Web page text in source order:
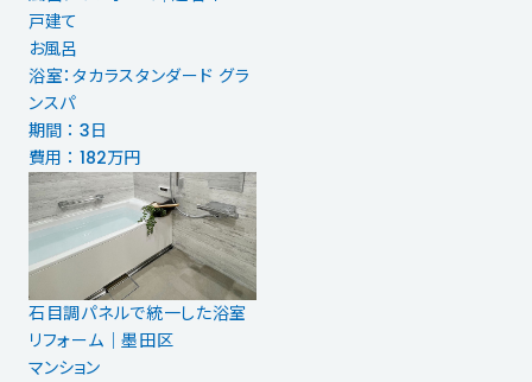
戸建て
お風呂
浴室：タカラスタンダード グラ
ンスパ
期間 ： 3日
費用 ： 182万円
石目調パネルで統一した浴室
リフォーム｜墨田区
マンション